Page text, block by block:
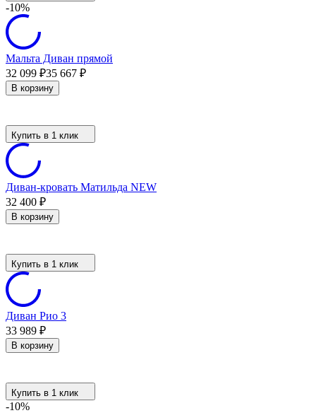
-10%
Мальта Диван прямой
32 099 ₽35 667 ₽
В корзину
Купить в 1 клик
Диван-кровать Матильда NEW
32 400 ₽
В корзину
Купить в 1 клик
Диван Рио 3
33 989 ₽
В корзину
Купить в 1 клик
-10%